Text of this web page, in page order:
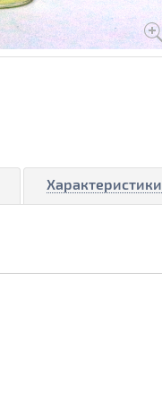
Характеристики